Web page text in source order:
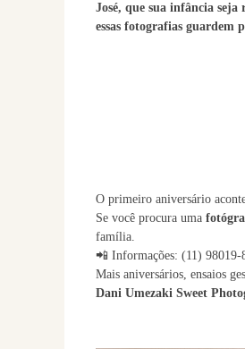
José, que sua infância seja
essas fotografias guardem
O primeiro aniversário
Se você procura uma
família.
📲 Informações: (11) 98019-
Mais aniversários, ensaios
Dani Umezaki Sweet